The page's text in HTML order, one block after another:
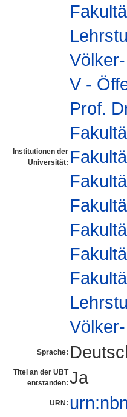
Institutionen der
Universität:
V -
Prof.
Sprache:
Titel an der UBT
entstanden: Ja
URN: